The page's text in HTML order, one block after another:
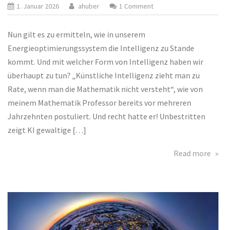
1. Januar 2026 ahuber 1 Commenton
%s
Nun gilt es zu ermitteln, wie in unserem
Energieoptimierungssystem die Intelligenz zu Stande
kommt. Und mit welcher Form von Intelligenz haben wir
überhaupt zu tun? „Künstliche Intelligenz zieht man zu
Rate, wenn man die Mathematik nicht versteht“, wie von
meinem Mathematik Professor bereits vor mehreren
Jahrzehnten postuliert. Und recht hatte er! Unbestritten
zeigt KI gewaltige […]
Read more